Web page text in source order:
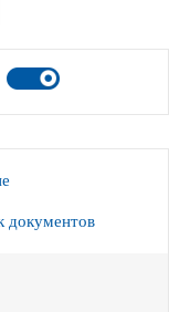
документов